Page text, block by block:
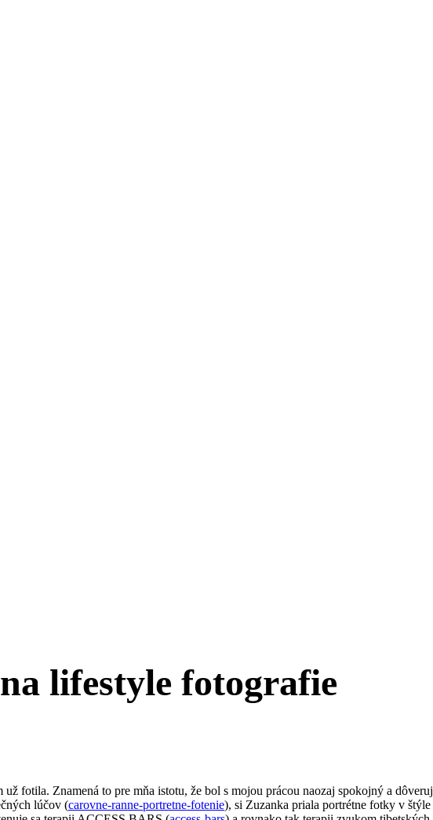
lifestyle fotografie
fotila. Znamená to pre mňa istotu, že bol s mojou prácou naozaj spokojný a
lúčov (carovne-ranne-portretne-fotenie), si Zuzanka priala portrétne fotky v